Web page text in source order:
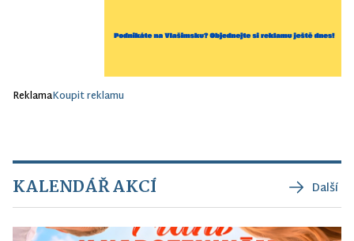
ReklamaKoupit reklamu
KALENDÁŘ AKCÍ Další